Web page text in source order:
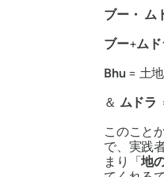
ブー・ ム
ブー+ムド
Bhu = 土
＆ ムドラ
このこと
で、実践
まり「地